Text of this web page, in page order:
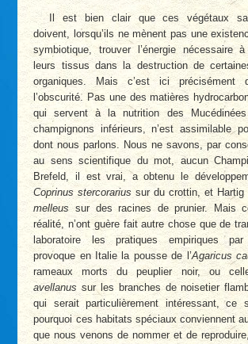
Il est bien clair que ces végétaux
doivent, lorsqu’ils ne mènent pas une
symbiotique, trouver l’énergie nécessaire
leurs tissus dans la destruction de
organiques. Mais c’est ici précisément
l’obscurité. Pas une des matières
qui servent à la nutrition des
champignons inférieurs, n’est assimilable
dont nous parlons. Nous ne savons, par
au sens scientifique du mot, aucun
Brefeld, il est vrai, a obtenu le
Coprinus stercorarius sur du crottin, et Hartig
melleussur des racines de prunier. Mais
réalité, n’ont guère fait autre chose que de
laboratoire les pratiques empiriques
provoque en Italie la pousse de l’Agaricus
rameaux morts du peuplier noir, ou
avellanus sur les branches de noisetier
qui serait particulièrement intéressant, ce
pourquoi ces habitats spéciaux conviennent
que nous venons de nommer et de